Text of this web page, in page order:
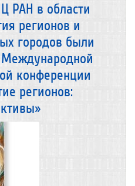
РАН в области
регионов и
городов были
Международной
конференции
регионов: